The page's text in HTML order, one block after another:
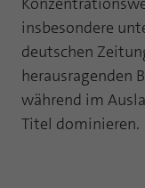
insbesondere
deutschen
herausragenden
während im
Titel dominieren.